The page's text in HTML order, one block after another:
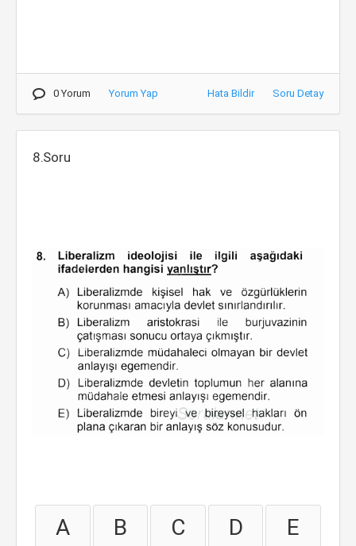
0 Yorum Yorum Yap Hata Bildir Soru Detay
8.Soru
A B C D E